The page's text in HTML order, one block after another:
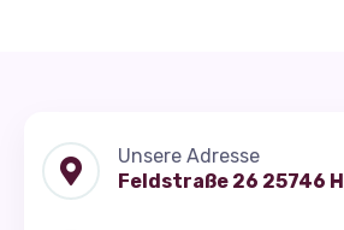

Unsere Adresse
Feldstraße 26 25746